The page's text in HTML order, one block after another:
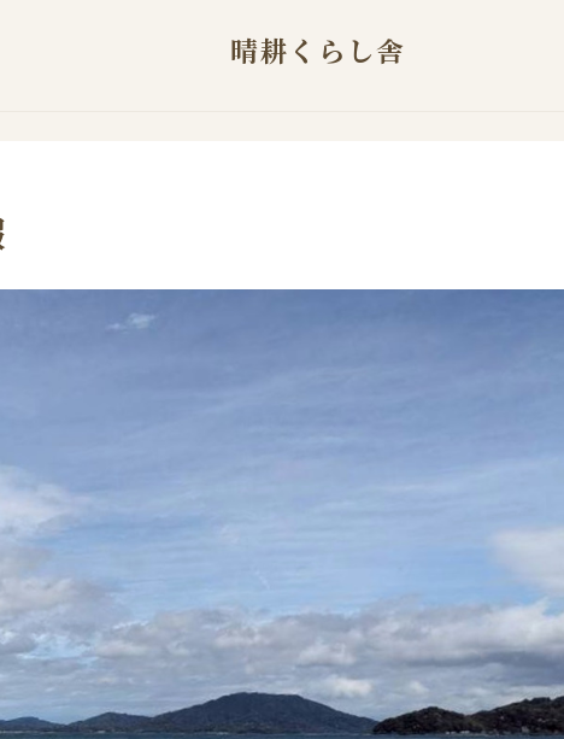
晴耕くらし舎